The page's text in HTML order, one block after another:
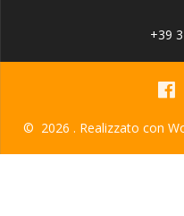
+39
© 2026 . Realizzato con